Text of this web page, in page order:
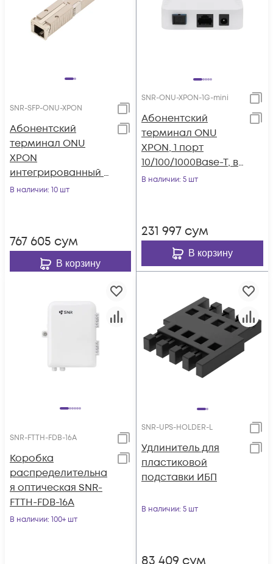
SNR-SFP-ONU-XPON
Абонентский
терминал ONU
XPON
интегрированный в
SFP модуль
В наличии: 10 шт
767 605 сум
В корзину
SNR-ONU-XPON-1G-mini
Абонентский
терминал ONU
XPON, 1 порт
10/100/1000Base-T, в
мини корпусе.
В наличии: 5 шт
231 997 сум
В корзину
SNR-FTTH-FDB-16A
Коробка
распределительна
я оптическая SNR-
FTTH-FDB-16A
В наличии: 100+ шт
SNR-UPS-HOLDER-L
Удлинитель для
пластиковой
подставки ИБП
В наличии: 5 шт